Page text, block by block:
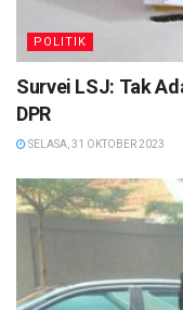
POLITIK
Survei LSJ: Tak
DPR
SELASA, 31 OKTOBER 2023